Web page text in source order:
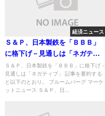
経済ニュース
Ｓ＆Ｐ、日本製鉄を「ＢＢＢ」
に格下げ－見通しは「ネガティ
ブ」
Ｓ＆Ｐ、日本製鉄を「ＢＢＢ」に格下げ－
見通しは「ネガティブ」 記事を要約する
と以下のとおり。 ブルームバーグ マーケ
ットニュース Ｓ＆Ｐ、日...